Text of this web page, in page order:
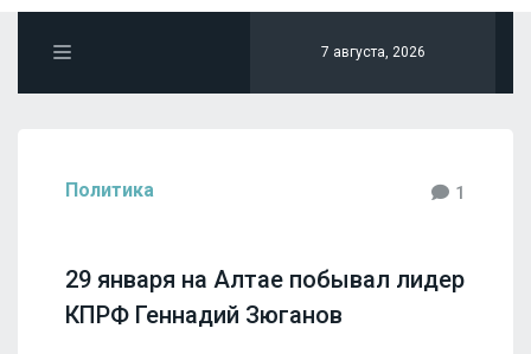
7 августа, 2026
Политика 1
29 января на Алтае побывал лидер
КПРФ Геннадий Зюганов